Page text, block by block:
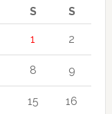
S S
1 2
8 9
15 16